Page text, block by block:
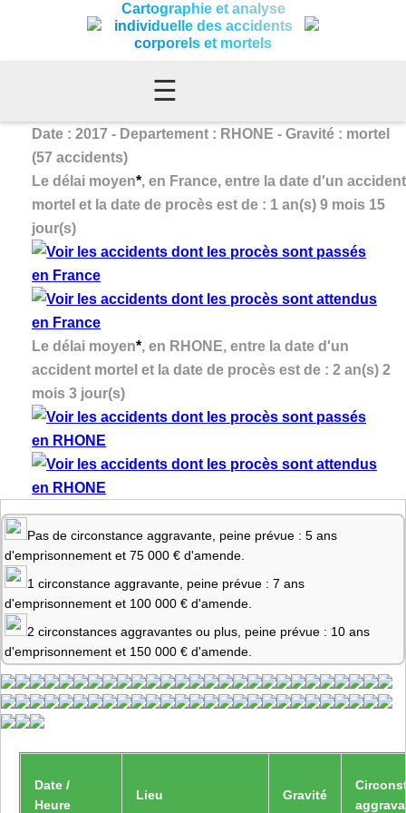
Cartographie et analyse
individuelle des accidents
corporels et mortels
☰
Date : 2017 - Departement : RHONE - Gravité : mortel
(57 accidents)
Le délai moyen*, en France, entre la date d'un accident
mortel et la date de procès est de : 1 an(s) 9 mois 15
jour(s)
Le délai moyen*, en RHONE, entre la date d'un
accident mortel et la date de procès est de : 2 an(s) 2
mois 3 jour(s)
Pas de circonstance aggravante, peine prévue : 5 ans
d'emprisonnement et 75 000 € d'amende.
1 circonstance aggravante, peine prévue : 7 ans
d'emprisonnement et 100 000 € d'amende.
2 circonstances aggravantes ou plus, peine prévue : 10 ans
d'emprisonnement et 150 000 € d'amende.
Date /
Heure
Lieu Gravité